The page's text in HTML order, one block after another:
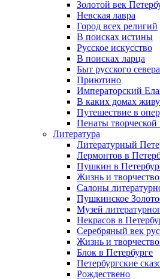
Золотой век
Невская лавра
Город всех религий
В поисках истины
Русское искусство
В поисках ларца
Быт русского севера
Приютино
Императорский
В каких домах
Путешествие в
Пенаты
Литература
Литературный
Лермонтов в
Пушкин в
Жизнь и
Салоны
Пушкинское
Музей
Некрасов в
Серебряный век
Жизнь и
Блок в Петербурге
Петербургские
Рождествено